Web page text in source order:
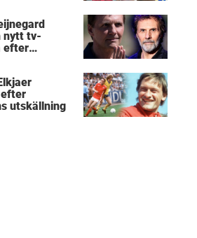
nytt tv-
efter
utskällning